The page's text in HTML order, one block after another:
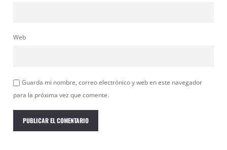
Web
Guarda mi nombre, correo electrónico y web en este navegador
para la próxima vez que comente.